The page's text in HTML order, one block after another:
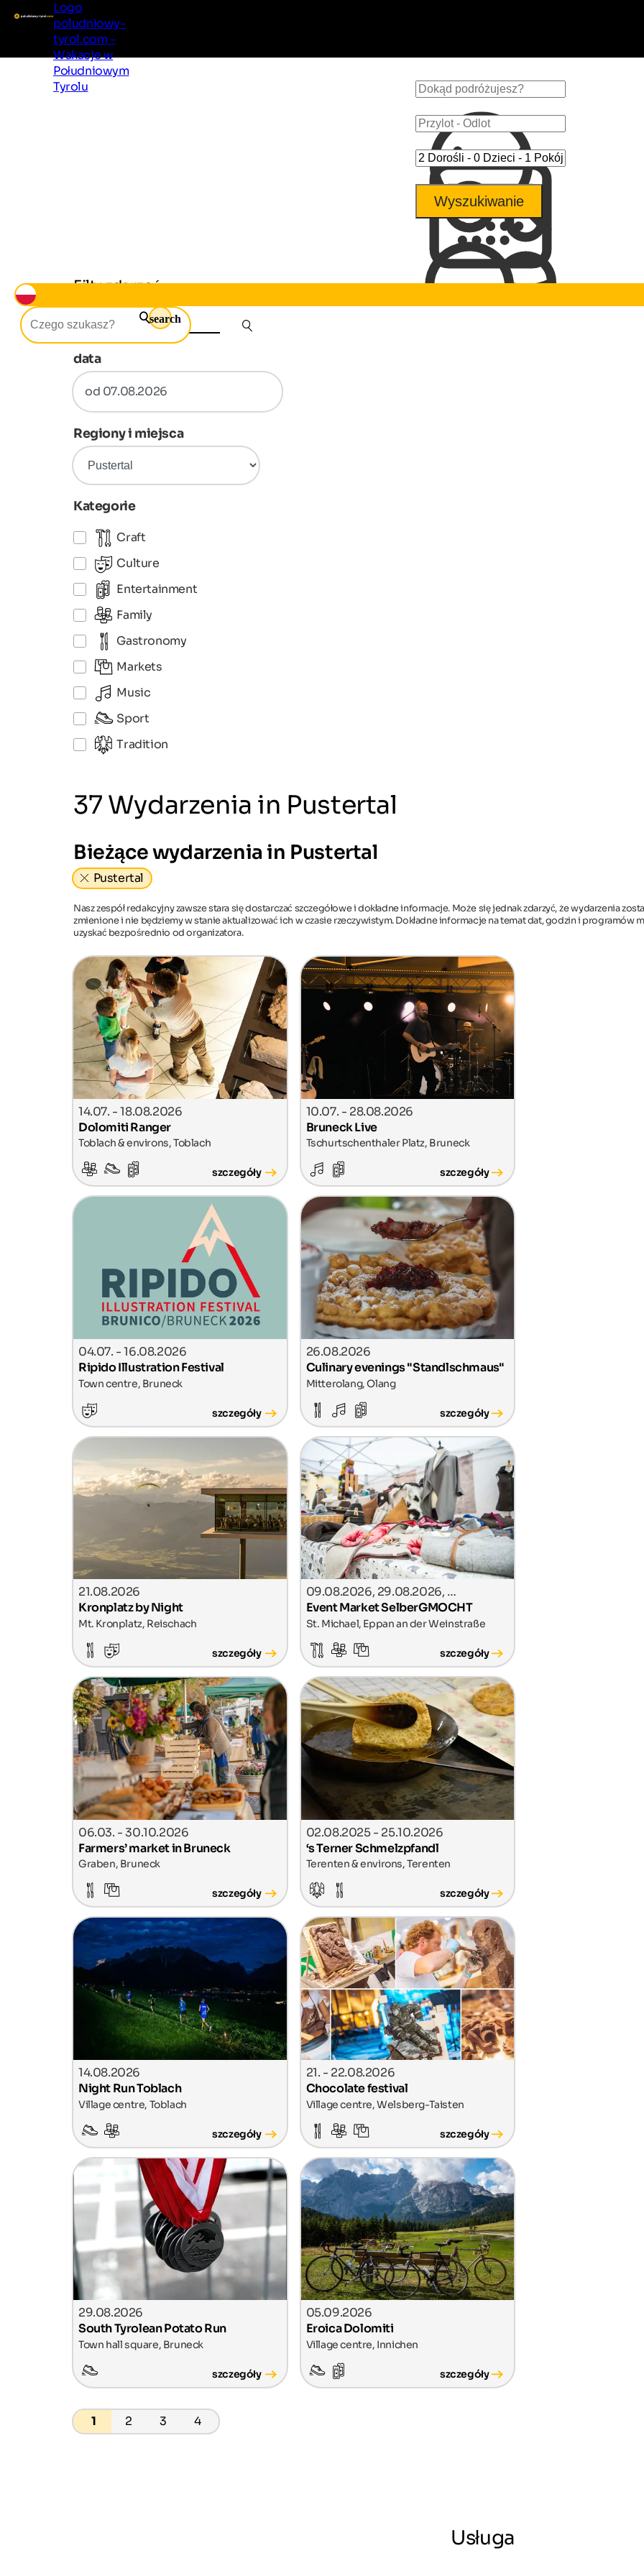
Logo
poludniowy-
tyrol.com -
Wakacje w
Południowym
Tyrolu
search
Wyszukiwanie
Filtr zdarzeń
data
od 07.08.2026
Regiony i miejsca
Kategorie
Craft
Culture
Entertainment
Family
Gastronomy
Markets
Music
Sport
Tradition
37 Wydarzenia in Pustertal
Bieżące wydarzenia in Pustertal
Pustertal
Nasz zespół redakcyjny zawsze stara się dostarczać szczegółowe i dokładne informacje. Może się jednak zdarzyć, że wydarzenia
zmienione i nie będziemy w stanie aktualizować ich w czasie rzeczywistym. Dokładne informacje na temat dat, godzin i programów
uzyskać bezpośrednio od organizatora.
14.07. - 18.08.2026
Dolomiti Ranger
Toblach & environs, Toblach
szczegóły
10.07. - 28.08.2026
Bruneck Live
Tschurtschenthaler Platz, Bruneck
szczegóły
04.07. - 16.08.2026
Ripido Illustration Festival
Town centre, Bruneck
szczegóły
26.08.2026
Culinary evenings "Standlschmaus"
Mitterolang, Olang
szczegóły
21.08.2026
Kronplatz by Night
Mt. Kronplatz, Reischach
szczegóły
09.08.2026, 29.08.2026, …
Event Market SelberGMOCHT
St. Michael, Eppan an der Weinstraße
szczegóły
06.03. - 30.10.2026
Farmers’ market in Bruneck
Graben, Bruneck
szczegóły
02.08.2025 - 25.10.2026
‘s Terner Schmelzpfandl
Terenten & environs, Terenten
szczegóły
14.08.2026
Night Run Toblach
Village centre, Toblach
szczegóły
21. - 22.08.2026
Chocolate festival
Village centre, Welsberg-Taisten
szczegóły
29.08.2026
South Tyrolean Potato Run
Town hall square, Bruneck
szczegóły
05.09.2026
Eroica Dolomiti
Village centre, Innichen
szczegóły
1 2 3 4
Usługa